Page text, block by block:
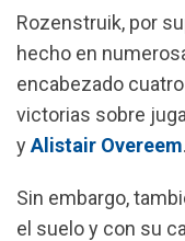
Rozenstruik, por
hecho en
encabezado
victorias sobre
yAlistair Overeem.
Sin embargo,
el suelo y con su